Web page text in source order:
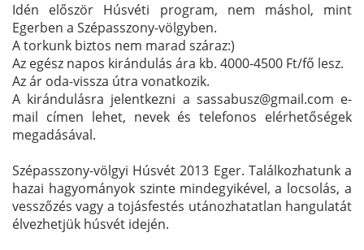
Idén először Húsvéti program, nem máshol, mint
Egerben a Szépasszony-völgyben.
A torkunk biztos nem marad száraz:)
Az egész napos kirándulás ára kb. 4000-4500 Ft/fő lesz.
Az ár oda-vissza útra vonatkozik.
A kirándulásra jelentkezni a sassabusz@gmail.com e-
mail címen lehet, nevek és telefonos elérhetőségek
megadásával.
Szépasszony-völgyi Húsvét 2013 Eger. Találkozhatunk a
hazai hagyományok szinte mindegyikével, a locsolás, a
vesszőzés vagy a tojásfestés utánozhatatlan hangulatát
élvezhetjük húsvét idején.